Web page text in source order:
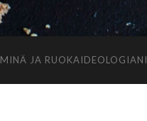
MINÄ JA RUOKAIDEOLOGIANI